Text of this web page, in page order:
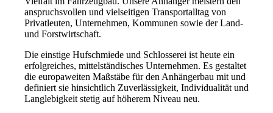
anspruchsvollen und vielseitigen Transportalltag von
Privatleuten, Unternehmen, Kommunen sowie der Land-
und Forstwirtschaft.
Die einstige Hufschmiede und Schlosserei ist heute ein
erfolgreiches, mittelständisches Unternehmen. Es gestaltet
die europaweiten Maßstäbe für den Anhängerbau mit und
definiert sie hinsichtlich Zuverlässigkeit, Individualität und
Langlebigkeit stetig auf höherem Niveau neu.